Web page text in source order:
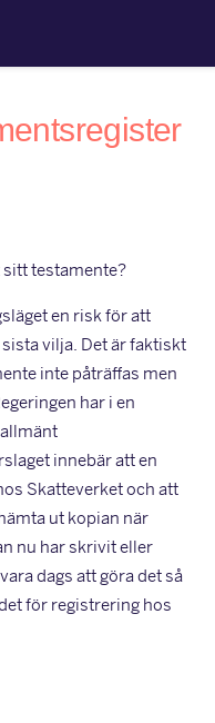
sitt testamente?
en risk för att
vilja. Det är faktiskt
inte påträffas men
har i en
innebär att en
Skatteverket och att
ut kopian när
nu har skrivit eller
dags att göra det så
för registrering hos